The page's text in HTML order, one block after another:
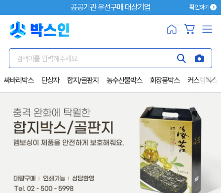
공공기관 우선구매 대상기업 확인하기
검색어를 입력해주세요.
싸바리박스 단상자 합지/골판지 농수산물박스 화장품박스 커스텀박스
열기